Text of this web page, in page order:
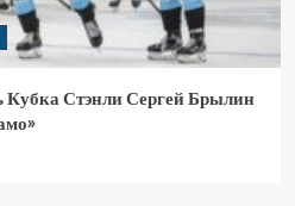
Кубка Стэнли Сергей Брылин